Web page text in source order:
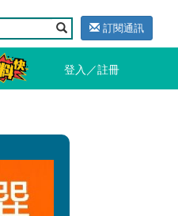
訂閱通訊
登入／註冊